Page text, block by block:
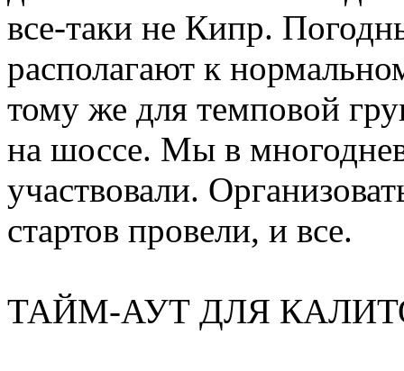
все-таки не Кипр.
располагают к
тому же для темповой
на шоссе. Мы в
участвовали.
стартов провели, и все.
ТАЙМ-АУТ ДЛЯ